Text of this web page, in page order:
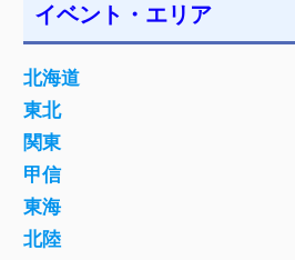
イベント・エリア
北海道
東北
関東
甲信
東海
北陸